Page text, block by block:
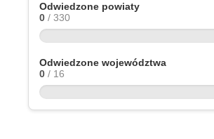
Odwiedzone powiaty
0 / 330
Odwiedzone województwa
0 / 16